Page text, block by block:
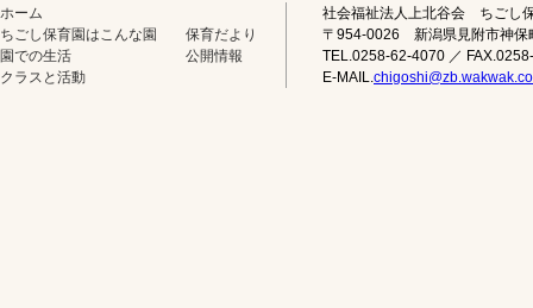
ホーム
ちごし保育園はこんな園
園での生活
クラスと活動
保育だより
公開情報
社会福祉法人上北谷会 ちごし
〒954-0026 新潟県見附市神保
TEL.0258-62-4070 ／
E-MAIL.